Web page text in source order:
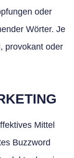
oder
Wörter. Je
provokant oder
Mittel
Buzzword